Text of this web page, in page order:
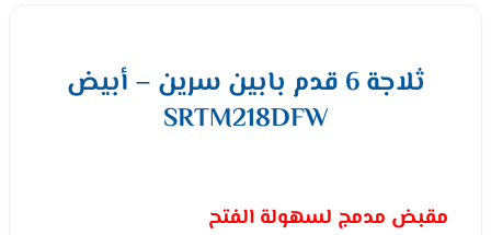
ثلاجة 6 قدم بابين سرين – أبيض
SRTM218DFW
مقبض مدمج لسهولة الفتح